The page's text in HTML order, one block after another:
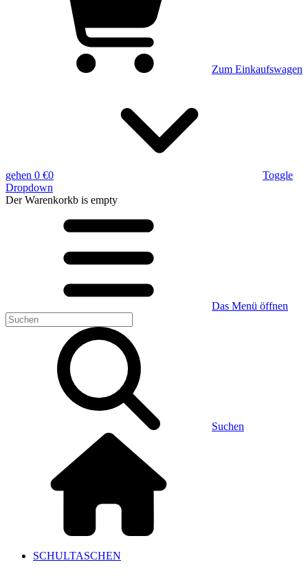
Zum Einkaufswagen
gehen 0 €0
Toggle
Dropdown
Der Warenkorkb is empty
Das Menü öffnen
Suchen
SCHULTASCHEN